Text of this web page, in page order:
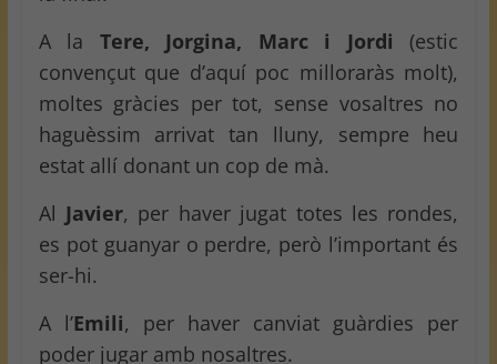
A la Tere, Jorgina, Marc i Jordi (estic
convençut que d’aquí poc milloraràs molt),
moltes gràcies per tot, sense vosaltres no
haguèssim arrivat tan lluny, sempre heu
estat allí donant un cop de mà.
Al Javier, per haver jugat totes les rondes,
es pot guanyar o perdre, però l’important és
ser-hi.
A l’Emili, per haver canviat guàrdies per
poder jugar amb nosaltres.